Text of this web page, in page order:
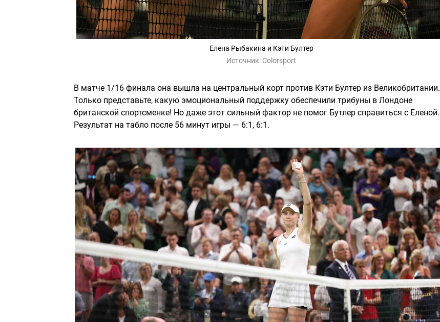
Елена Рыбакина и Кэти Бултер
Источник: Colorsport
В матче 1/16 финала она вышла на центральный корт против Кэти Бултер из Великобритании.
Только представьте, какую эмоциональный поддержку обеспечили трибуны в Лондоне
британской спортсменке! Но даже этот сильный фактор не помог Бутлер справиться с Еленой.
Результат на табло после 56 минут игры — 6:1, 6:1.